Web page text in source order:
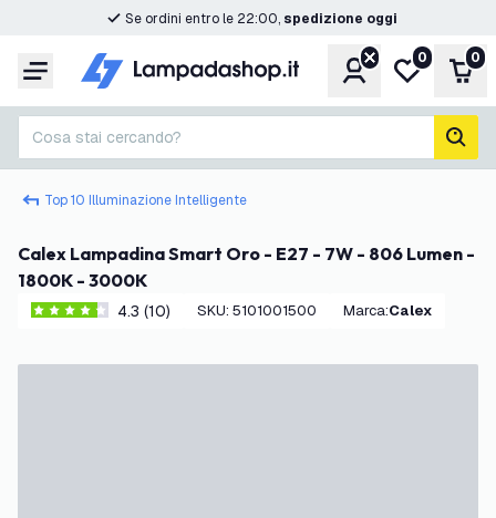
Se ordini entro le 22:00, spedizione oggi
Menu Account
Lista
0 0
Cosa stai cercando?
Top 10 Illuminazione Intelligente
Calex Lampadina Smart Oro - E27 - 7W - 806 Lumen -
1800K - 3000K
4.3 stelle di valutazione
4.3 (10) SKU: 5101001500 Marca: Calex